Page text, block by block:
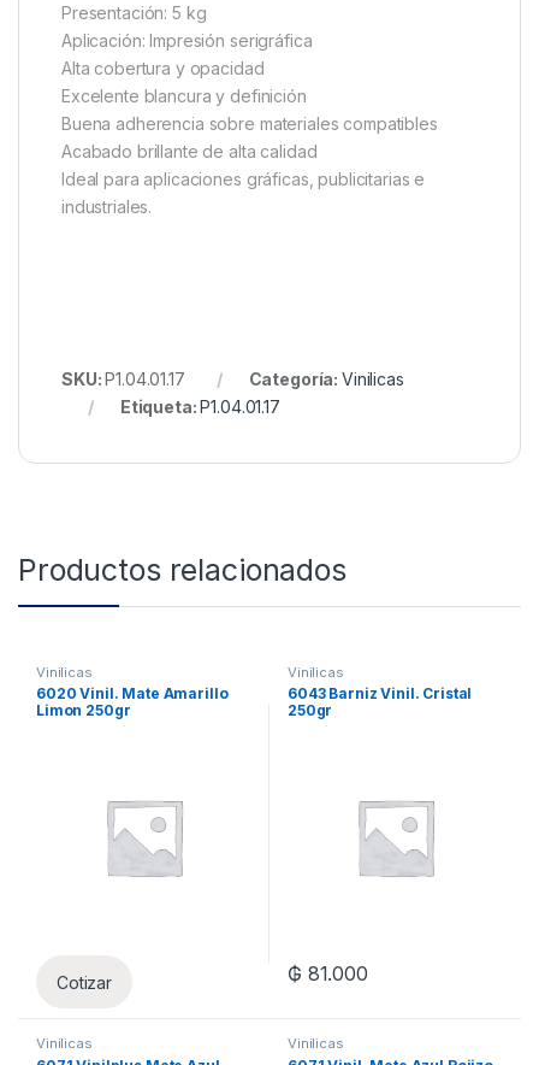
Presentación: 5 kg
Aplicación: Impresión serigráfica
Alta cobertura y opacidad
Excelente blancura y definición
Buena adherencia sobre materiales compatibles
Acabado brillante de alta calidad
Ideal para aplicaciones gráficas, publicitarias e
industriales.
SKU:P1.04.01.17 Categoría: Vinilicas
Etiqueta:P1.04.01.17
Productos relacionados
Vinilicas
6020 Vinil. Mate Amarillo
Limon 250gr
Cotizar
Vinilicas
6043 Barniz Vinil. Cristal
250gr
₲ 81.000
Vinilicas Vinilicas